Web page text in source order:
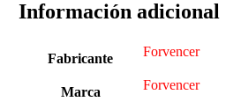
Información adicional
Fabricante ‎Forvencer
Marca ‎Forvencer